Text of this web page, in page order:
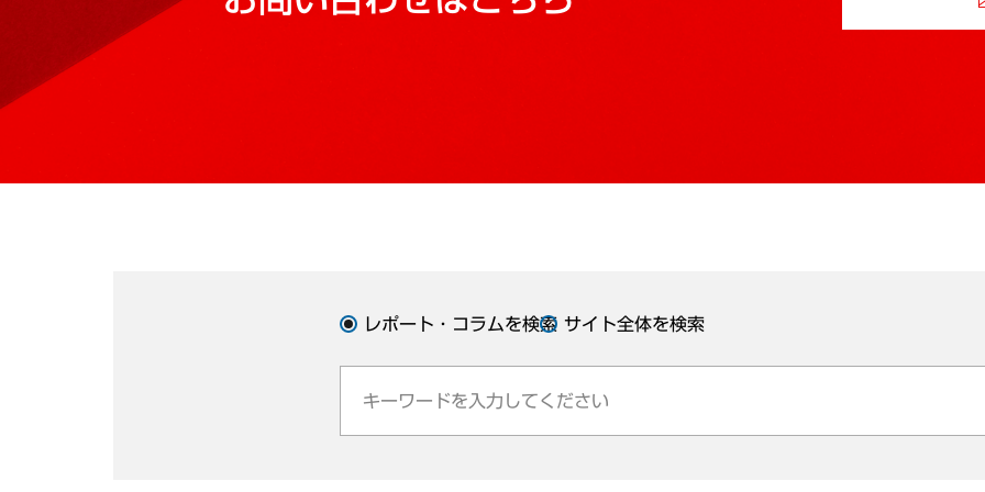
レポート・コラムを検索 サイト全体を検索